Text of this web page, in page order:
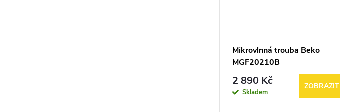
Mikrovlnná trouba Beko
MGF20210B
2 890 Kč
Skladem
ZOBRAZIT